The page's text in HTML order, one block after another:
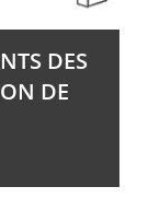
DES
DE